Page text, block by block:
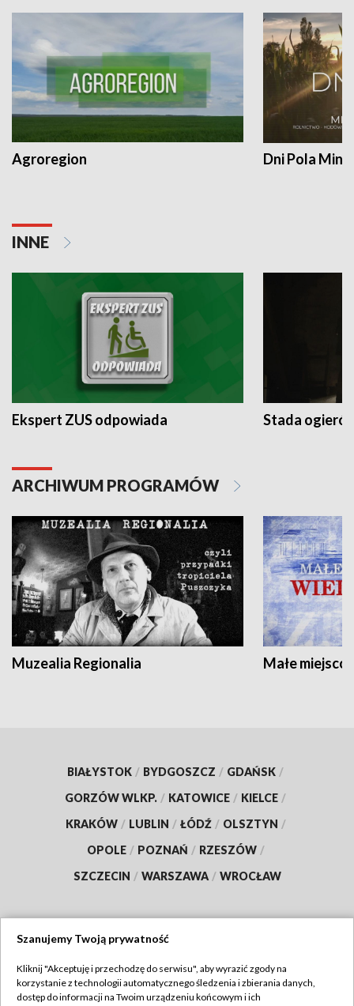
Agroregion Dni Pola
INNE
Ekspert ZUS odpowiada Stada
ARCHIWUM PROGRAMÓW
Muzealia Regionalia Małe
BIAŁYSTOK / BYDGOSZCZ / GDAŃSK /
GORZÓW WLKP. / KATOWICE / KIELCE /
KRAKÓW / LUBLIN / ŁÓDŹ / OLSZTYN /
OPOLE / POZNAŃ / RZESZÓW /
SZCZECIN / WARSZAWA / WROCŁAW
TVP
Szanujemy Twoją prywatność
Kliknij "Akceptuję i przechodzę do serwisu", aby wyrazić zgody na
korzystanie z technologii automatycznego śledzenia i zbierania danych,
dostęp do informacji na Twoim urządzeniu końcowym i ich